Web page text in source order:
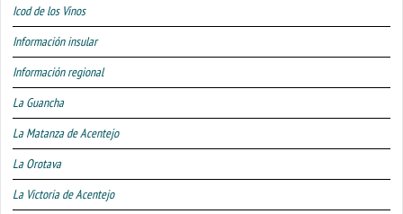
Icod de los Vinos
Información insular
Información regional
La Guancha
La Matanza de Acentejo
La Orotava
La Victoria de Acentejo